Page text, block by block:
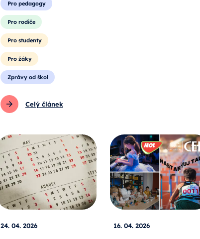
Pro pedagogy
Pro rodiče
Pro studenty
Pro žáky
Zprávy od škol
Celý článek
24. 04. 2026 16. 04. 2026